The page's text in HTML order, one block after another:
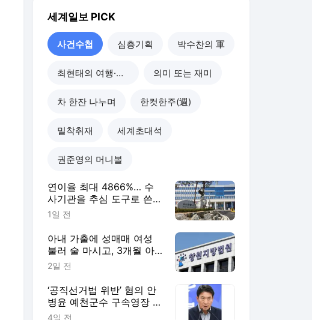
세계일보 PICK
사건수첩 심층기획 박수찬의 軍
최현태의 여행·와인홀릭 의미 또는 재미
차 한잔 나누며 한컷한주(週)
밀착취재 세계초대석
권준영의 머니볼
연이율 최대 4866%… 수
사기관을 추심 도구로 쓴
불법 대부업자 덜미 [사건
1일 전
아내 가출에 성매매 여성
불러 술 마시고, 3개월 아
기 때려 숨지게 한 친부 [사
2일 전
‘공직선거법 위반’ 혐의 안
병윤 예천군수 구속영장 기
각 [사건수첩]
4일 전